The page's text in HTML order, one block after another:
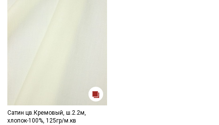
Сатин цв.Кремовый, ш.2.2м,
хлопок-100%, 125гр/м.кв